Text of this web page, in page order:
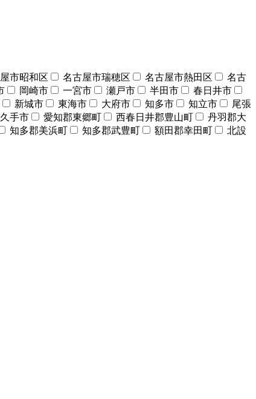
市昭和区 名古屋市瑞穂区 名古屋市熱田区
名古
岡崎市 一宮市 瀬戸市 半田市
春日井市
新城市 東海市 大府市 知多市 知立市
尾張
手市 愛知郡東郷町 西春日井郡豊山町
丹羽郡大
知多郡美浜町 知多郡武豊町 額田郡幸田町
北設